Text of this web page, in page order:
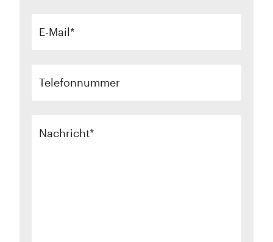
E-Mail
Telefonnummer
Nachricht